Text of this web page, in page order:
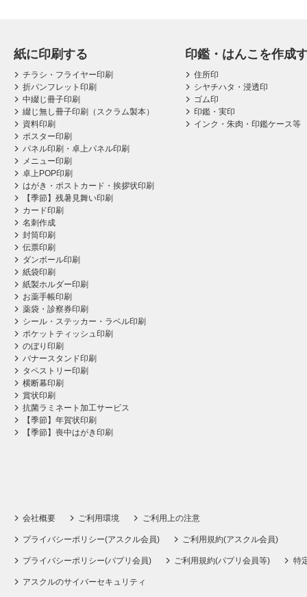
紙に印刷する
チラシ・フライヤー印刷
折パンフレット印刷
中綴じ冊子印刷
綴じ無し冊子印刷（スクラム製本）
資料印刷
ポスター印刷
パネル印刷・卓上パネル印刷
メニュー印刷
卓上POP印刷
はがき・ポストカード・挨拶状印刷
【季節】残暑見舞い印刷
カード印刷
名刺作成
封筒印刷
伝票印刷
ダンボール印刷
紙袋印刷
紙製ホルダー印刷
お薬手帳印刷
薬袋・診察券印刷
シール・ステッカー・ラベル印刷
ポケットティッシュ印刷
のぼり印刷
バナースタンド印刷
タペストリー印刷
横断幕印刷
賞状印刷
抗菌ラミネート加工サービス
【季節】年賀状印刷
【季節】喪中はがき印刷
印鑑・はんこを作成
住所印
シヤチハタ・浸透印
ゴム印
印鑑・実印
インク・朱肉・印鑑ケース等
会社概要 ご利用環境 ご利用上の注意
プライバシーポリシー(アスクル会員) ご利用規約(アスクル会員)
プライバシーポリシー(パプリ会員) ご利用規約(パプリ会員等) 特
アスクルのサイバーセキュリティ